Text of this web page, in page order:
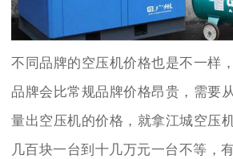
不同品牌的空压机价格也是不一样
品牌会比常规品牌价格昂贵，需要
量出空压机的价格，就拿江城空压
几百块一台到十几万元一台不等，